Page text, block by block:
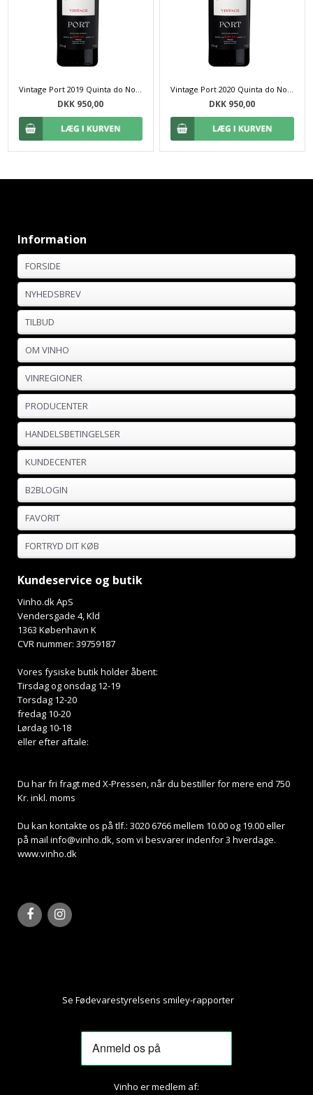
Vintage Port 2019 Quinta do Noval - 75 cl
DKK 950,00
Vintage Port 2020 Quinta do Noval - 75 cl
DKK 950,00
Information
FORSIDE
NYHEDSBREV
TILBUD
OM VINHO
VINREGIONER
PRODUCENTER
HANDELSBETINGELSER
KUNDECENTER
B2BLOGIN
FAVORIT
FORTRYD DIT KØB
Kundeservice og butik
Vinho.dk ApS
Vendersgade 4, Kld
1363 København K
CVR nummer: 39759187
Vores fysiske butik holder åbent:
Tirsdag og onsdag 12-19
Torsdag 12-20
fredag 10-20
Lørdag 10-18
eller efter aftale:
Du har fri fragt med X-Pressen, når du bestiller for mere end 750
Kr. inkl. moms
Du kan kontakte os på tlf.: 3020 6766 mellem 10.00 og 19.00 eller
på mailinfo@vinho.dk, som vi besvarer indenfor 3 hverdage.
www.vinho.dk
Se Fødevarestyrelsens smiley-rapporterHer
Vinho er medlem af: